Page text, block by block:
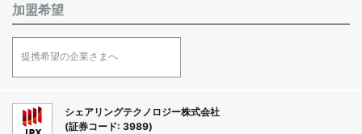
加盟希望
提携希望の企業さまへ
シェアリングテクノロジー株式会社
(証券コード: 3989)